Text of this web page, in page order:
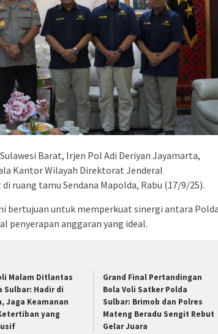
Barat, Irjen Pol Adi Deriyan Jayamarta,
Kantor Wilayah Direktorat Jenderal
ruang tamu Sendana Mapolda, Rabu (17/9/25).
bertujuan untuk memperkuat sinergi antara Polda
penyerapan anggaran yang ideal.
Malam Ditlantas
Sulbar: Hadir di
Jaga Keamanan
yang
Grand Final Pertandingan
Bola Voli Satker Polda
Sulbar: Brimob dan Polres
Mateng Beradu Sengit Rebut
Gelar Juara